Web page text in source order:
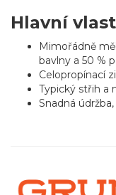
Hlavní
Mimořádně
bavlny a 50 %
Celopropínací
Typický střih a
Snadná